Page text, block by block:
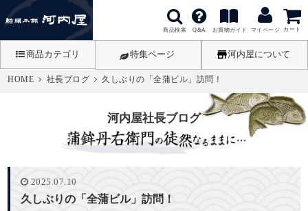
商品検索 Q&A お買物ガイド マイページ カート
商品カテゴリ 特集ページ 河内屋について
HOME 社長ブログ 久しぶりの「全蒲ビル」訪問！
河内屋社長ブログ
2025.07.10
久しぶりの「全蒲ビル」訪問！